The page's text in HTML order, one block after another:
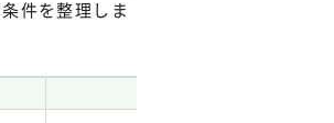
件を整理しま